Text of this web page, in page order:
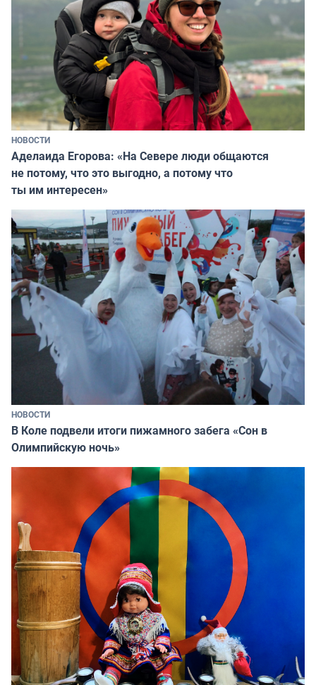
НОВОСТИ
Аделаида Егорова: «На Севере люди общаются
не потому, что это выгодно, а потому что
ты им интересен»
НОВОСТИ
В Коле подвели итоги пижамного забега «Сон в
Олимпийскую ночь»